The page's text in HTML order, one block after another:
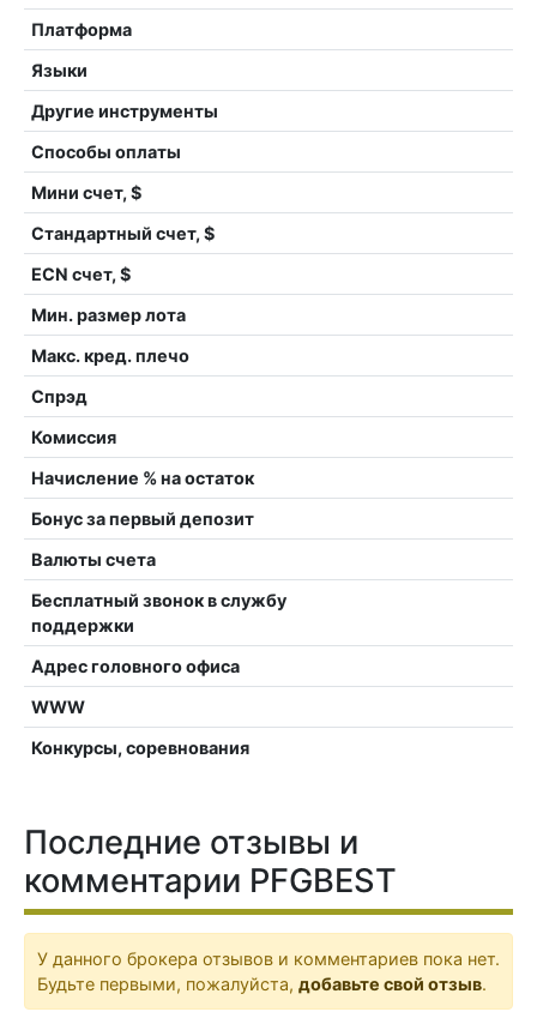
Платформа
Языки
Другие инструменты
Способы оплаты
Мини счет, $
Стандартный счет, $
ECN счет, $
Мин. размер лота
Макс. кред. плечо
Спрэд
Комиссия
Начисление % на остаток
Бонус за первый депозит
Валюты счета
Бесплатный звонок в службу
поддержки
Адрес головного офиса
WWW
Конкурсы, соревнования
Последние отзывы и
комментарии PFGBEST
У данного брокера отзывов и комментариев пока нет.
Будьте первыми, пожалуйста, добавьте свой отзыв.